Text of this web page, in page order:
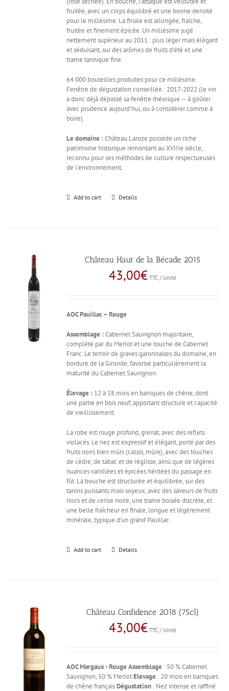
fruitée, avec un corps équilibré et une bonne densité
pour le millésime. La finale est allongée, fraîche,
fruitée et finement épicée. Un millésime jugé
nettement supérieur au 2011 : plus léger mais élégant
et séduisant, sur des arômes de fruits d'été et une
trame tannique fine.
64 000 bouteilles produites pour ce millésime.
Fenêtre de dégustation conseillée : 2017-2022 (le vin
a donc déjà dépassé sa fenêtre théorique — à goûter
avec prudence aujourd'hui, ou à considérer comme à
boire).
Le domaine : Château Laroze possède un riche
patrimoine historique remontant au XVIIIe siècle,
reconnu pour ses méthodes de culture respectueuses
de l'environnement.
Add to cart Details
Château Haut de la Bécade 2015
43,00€ TTC / Unité
AOC Pauillac – Rouge
Assemblage : Cabernet Sauvignon majoritaire,
complété par du Merlot et une touche de Cabernet
Franc. Le terroir de graves garonnaises du domaine, en
bordure de la Gironde, favorise particulièrement la
maturité du Cabernet Sauvignon.
Élevage : 12 à 18 mois en barriques de chêne, dont
une partie en bois neuf, apportant structure et capacité
de vieillissement.
La robe est rouge profond, grenat, avec des reflets
violacés. Le nez est expressif et élégant, porté par des
fruits noirs bien mûrs (cassis, mûre), avec des touches
de cèdre, de tabac et de réglisse, ainsi que de légères
nuances vanillées et épicées héritées du passage en
fût. La bouche est structurée et équilibrée, sur des
tanins puissants mais soyeux, avec des saveurs de fruits
noirs et de cerise noire, une trame boisée discrète, et
une belle fraîcheur en finale, longue et légèrement
minérale, typique d'un grand Pauillac.
Add to cart Details
Château Confidence 2018 (75cl)
43,00€ TTC / Unité
AOC Margaux - Rouge Assemblage : 50 % Cabernet
Sauvignon, 50 % MerlotElevage : 20 mois en barriques
de chêne françaisDégustation : Nez intense et raffiné